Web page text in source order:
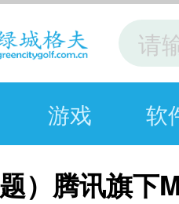
游戏 软
题）腾讯旗